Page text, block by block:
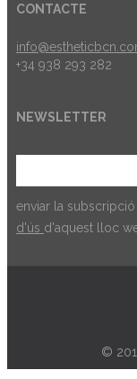
CONTACTE
+34 938 293 282
NEWSLETTER
enviar la
d'ús d'aquest lloc
©